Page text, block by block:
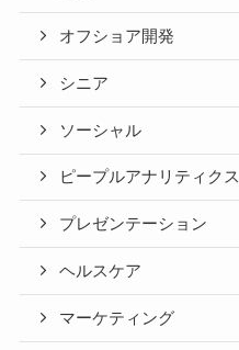
オフショア開発
シニア
ソーシャル
ピープルアナリティクス
プレゼンテーション
ヘルスケア
マーケティング